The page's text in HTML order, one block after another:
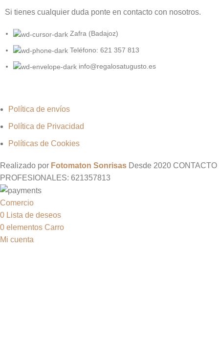
Si tienes cualquier duda ponte en contacto con nosotros.
Zafra (Badajoz)
Teléfono: 621 357 813
info@regalosatugusto.es
Política de envíos
Política de Privacidad
Políticas de Cookies
Realizado por Fotomaton Sonrisas Desde 2020 CONTACTO
PROFESIONALES: 621357813
Comercio
0 Lista de deseos
0 elementos Carro
Mi cuenta